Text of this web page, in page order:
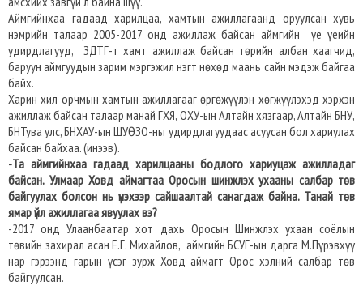
Аймгийнхаа гадаад харилцаа, хамтын ажиллагаанд оруулсан хувь
нэмрийн талаар 2005-2017 онд ажиллаж байсан аймгийн үе үеийн
удирдлагууд, ЗДТГ-т хамт ажиллаж байсан төрийн албан хаагчид,
баруун аймгуудын зарим мэргэжил нэгт нөхөд маань сайн мэдэж байгаа
байх.
Харин хил орчмын хамтын ажиллагааг өргөжүүлэн хөгжүүлэхэд хэрхэн
ажиллаж байсан талаар манай ГХЯ, ОХУ-ын Алтайн хязгаар, Алтайн БНУ,
БНТува улс, БНХАУ-ын ШУӨЗО-ны удирдлагуудаас асуусан бол хариулах
байсан байхаа. (инээв).
-Та аймгийнхаа гадаад харилцааны бодлого хариуцаж ажилладаг
байсан. Улмаар Ховд аймагтаа Оросын шинжлэх ухааны салбар төв
байгуулах болсон нь үнэхээр сайшаалтай санагдаж байна. Танай төв
ямар үйл ажиллагаа явуулах вэ?
-2017 онд Улаанбаатар хот дахь Оросын Шинжлэх ухаан соёлын
төвийн захирал асан Е.Г. Михайлов, аймгийн БСУГ-ын дарга М.Пүрэвхүү
нар гэрээнд гарын үсэг зурж Ховд аймагт Орос хэлний салбар төв
байгуулсан.